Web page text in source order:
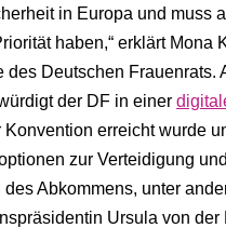
in Europa und muss
haben,“ erklärt Mona
des Deutschen Frauenrats.
der DF in einer
Konvention erreicht wurde
zur Verteidigung
des Abkommens, unter
Ursula von der